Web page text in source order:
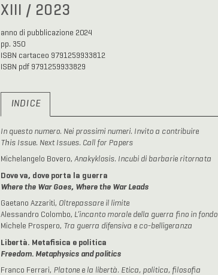
XIII / 2023
anno di pubblicazione 2024
pp. 350
ISBN cartaceo 9791259933812
ISBN pdf 9791259933829
INDICE
In questo numero. Nei prossimi numeri. Invito a contribuire
This Issue. Next Issues. Call for Papers
Michelangelo Bovero, Anakyklosis. Incubi di barbarie ritornata
Dove va, dove porta la guerra
Where the War Goes, Where the War Leads
Gaetano Azzariti, Oltrepassare il limite
Alessandro Colombo, L’incanto morale della guerra fino in fondo
Michele Prospero, Tra guerra difensiva e co-belligeranza
Libertà. Metafisica e politica
Freedom. Metaphysics and politics
Franco Ferrari, Platone e la libertà. Etica, politica, filosofia